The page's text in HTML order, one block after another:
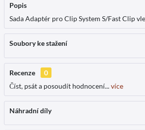
Popis
Sada Adaptér pro Clip System S/Fast Clip
Soubory ke stažení
Recenze
0
Číst, psát a posoudít hodnocení...více
Náhradní díly